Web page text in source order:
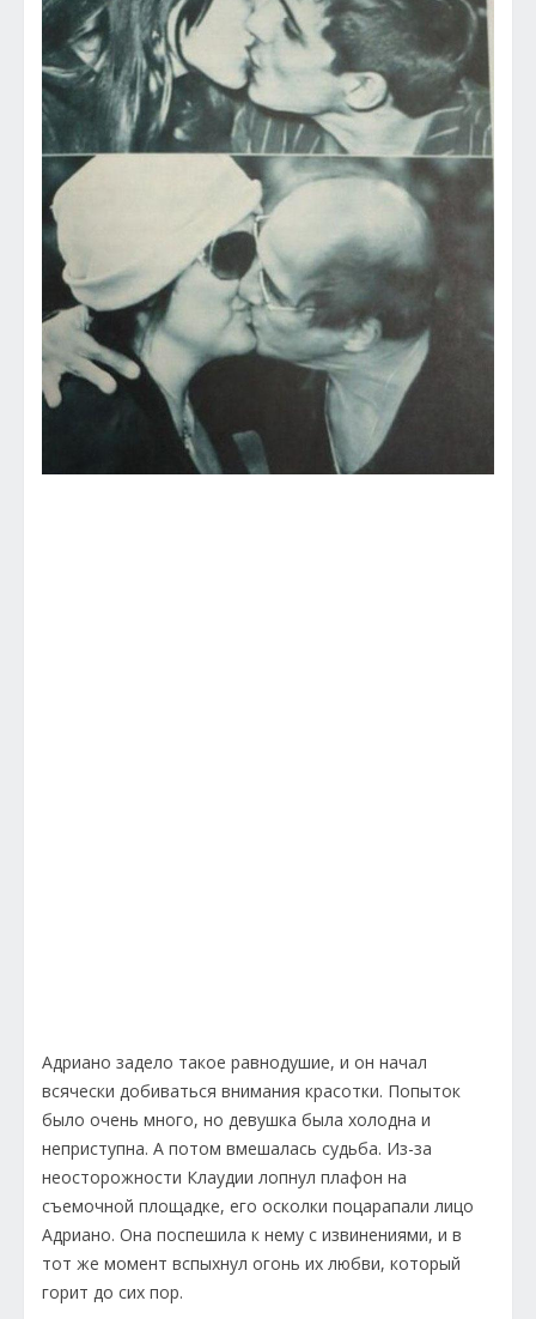
Адриано задело такое равнодушие, и он начал
всячески добиваться внимания красотки. Попыток
было очень много, но девушка была холодна и
неприступна. А потом вмешалась судьба. Из-за
неосторожности Клаудии лопнул плафон на
съемочной площадке, его осколки поцарапали лицо
Адриано. Она поспешила к нему с извинениями, и в
тот же момент вспыхнул огонь их любви, который
горит до сих пор.